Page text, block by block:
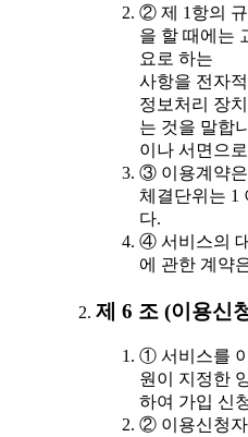
② 제 1항의
을 할 때에는
요로 하는
사항을 전자
정보처리 장
는 것을 말합
이나 서면으
③ 이용계약은
체결단위는 1
다.
④ 서비스의
에 관한 계약
제 6 조 (이용신
① 서비스를
원이 지정한
하여 가입 신
② 이용신청자